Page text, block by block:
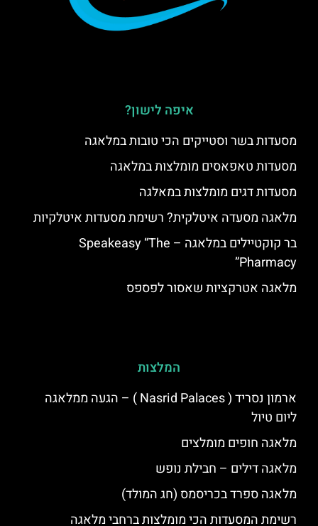
איפה לישון?
מסעדות בשר וסטייקים הכי טובות במלאגה
מסעדות טאפאסים מומלצות במלאגה
מסעדות דגים מומלצות במאלגה
מלאגה מסעדה איטלקית? רשימת מסעדות איטלקיות
בר קוקטיילים במלאגה – Speakeasy “The
Pharmacy”
מלאגה אטרקציות שאסור לפספס
המלצות
ארמון נסריד ( Nasrid Palaces ) – הגעה ממלאגה
ליום טיול
מלאגה חופים מומלצים
מלאגה דילים – חבילת נופש
מלאגה ספרד בכריסמס (חג המולד)
רשימת המסעדות הכי מומלצות ברחבי מלאגה